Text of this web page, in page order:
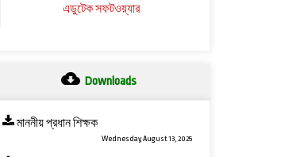
এডুটেক সফটওয়্যার
Downloads
মাননীয় প্রধান শিক্ষক
Wednesday, August 13, 2025